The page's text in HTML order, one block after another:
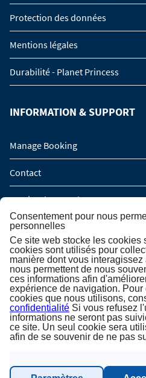
Protection des données
Mentions légales
Durabilité - Planet Princess
INFORMATION & SUPPORT
Manage Booking
Contact
Service de rappel
Demande de groupe (16
INSCRIPTION À LA
Inscription à la newsletter
Consentement pour nous
personnelles
Ce site web stocke les cookies
cookies sont utilisés pour
manière dont vous
nous permettent de nous
ces informations afin
expérience de navigation.
cookies que nous utilisons,
confidentialité Si vous refusez
informations ne seront pas
ce site. Un seul cookie sera
afin de se souvenir de ne pas